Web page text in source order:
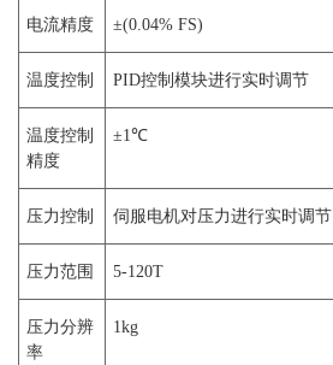
电流精度 ±(0.04% FS)
温度控制 PID控制模块进行实时调节
温度控制
精度
±1℃
压力控制 伺服电机对压力进行实时调节
压力范围 5-120T
压力分辨
率
1kg